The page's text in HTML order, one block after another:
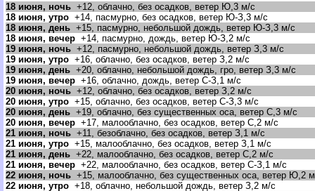
18 июня, ночь +12, облачно, без осадков, ветер Ю,3 м/с
18 июня, утро +14, пасмурно, без осадков, ветер Ю-З,3 м/с
18 июня, день +15, пасмурно, небольшой дождь, ветер Ю-З,3 м/с
18 июня, вечер +14, пасмурно, дождь, ветер Ю-З,2 м/с
19 июня, ночь +12, пасмурно, небольшой дождь, ветер З,3 м/с
19 июня, утро +16, облачно, без осадков, ветер З,2 м/с
19 июня, день +20, облачно, небольшой дождь, гро, ветер З,3 м/с
19 июня, вечер +16, облачно, дождь, ветер С-З,1 м/с
20 июня, ночь +12, облачно, без осадков, ветер З,2 м/с
20 июня, утро +15, облачно, без осадков, ветер С-З,3 м/с
20 июня, день +19, облачно, без существенных оса, ветер С,3 м/с
20 июня, вечер +17, малооблачно, без осадков, ветер С,2 м/с
21 июня, ночь +11, безоблачно, без осадков, ветер З,1 м/с
21 июня, утро +15, малооблачно, без осадков, ветер З,1 м/с
21 июня, день +22, малооблачно, без осадков, ветер С,2 м/с
21 июня, вечер +22, малооблачно, без осадков, ветер С-З,1 м/с
22 июня, ночь +15, малооблачно, без существенных оса, ветер Ю,2
22 июня, утро +18, облачно, небольшой дождь, ветер З,2 м/с